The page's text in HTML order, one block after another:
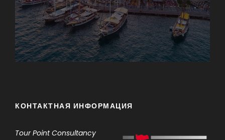
КОНТАКТНАЯ ИНФОРМАЦИЯ
Tour PointConsultancy